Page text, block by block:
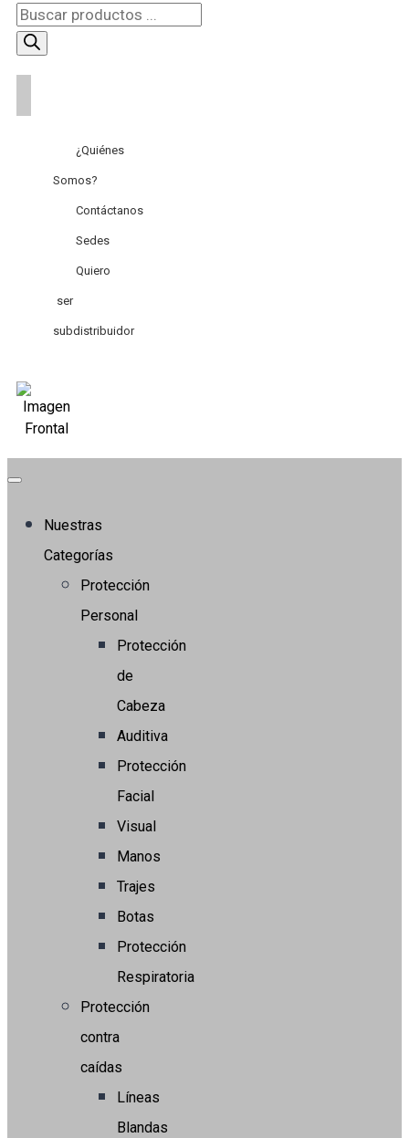
Búsqueda
de
productos
¿Quiénes
Somos?
Contáctanos
Sedes
Quiero
ser
subdistribuidor
Nuestras
Categorías
Protección
Personal
Protección
de
Cabeza
Auditiva
Protección
Facial
Visual
Manos
Trajes
Botas
Protección
Respiratoria
Protección
contra
caídas
Líneas
Blandas